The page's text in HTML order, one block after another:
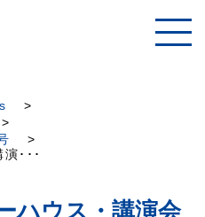
･･･
ハウス・講演会